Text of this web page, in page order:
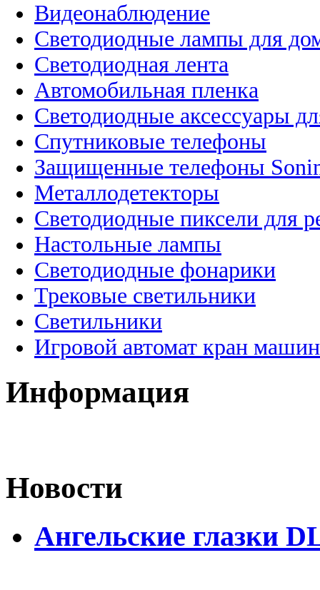
Видеонаблюдение
Светодиодные лампы для
Светодиодная лента
Автомобильная пленка
Светодиодные аксессуары
Спутниковые телефоны
Защищенные телефоны
Металлодетекторы
Светодиодные пиксели для
Настольные лампы
Светодиодные фонарики
Трековые светильники
Светильники
Игровой автомат кран
Информация
Новости
Ангельские глазки